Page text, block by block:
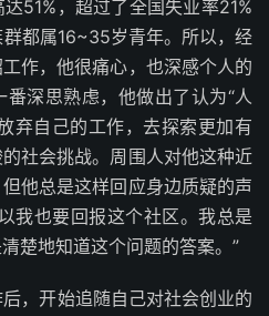
51%，超过了全国失业率21%
都属16~35岁青年。所以，经
作，他很痛心，也深感个人的
深思熟虑，他做出了认为“人
自己的工作，去探索更加有
社会挑战。周围人对他这种近
他总是这样回应身边质疑的声
我也要回报这个社区。我总是
楚地知道这个问题的答案。”
，开始追随自己对社会创业的